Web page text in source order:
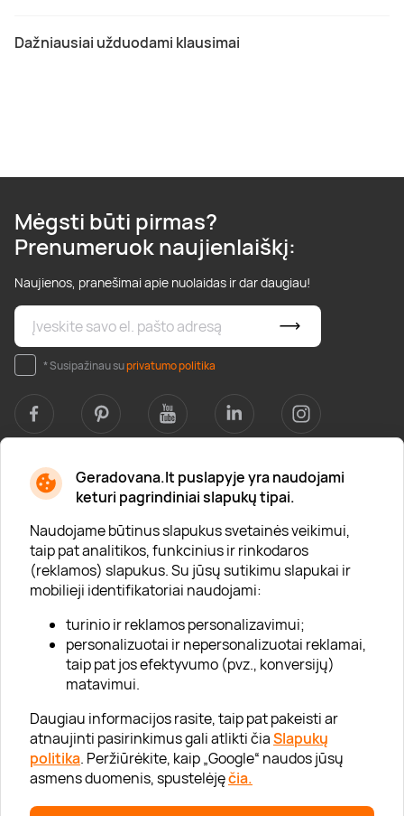
Geradovana.lt puslapyje yra naudojami
keturi pagrindiniai slapukų tipai.
Naudojame būtinus slapukus svetainės veikimui,
taip pat analitikos, funkcinius ir rinkodaros
(reklamos) slapukus. Su jūsų sutikimu slapukai ir
mobilieji identifikatoriai naudojami:
turinio ir reklamos personalizavimui;
personalizuotai ir nepersonalizuotai reklamai,
taip pat jos efektyvumo (pvz., konversijų)
matavimui.
Daugiau informacijos rasite, taip pat pakeisti ar
atnaujinti pasirinkimus gali atlikti čiaSlapukų
politika. Peržiūrėkite, kaip „Google“ naudos jūsų
asmens duomenis, spustelėjęčia.
Dažniausiai užduodami klausimai
Mėgsti būti pirmas?
Prenumeruok naujienlaiškį:
Naujienos, pranešimai apie nuolaidas ir dar daugiau!
* Susipažinau suprivatumo politika
Apie mus
Apie „Gera Dovana“
Lojalumo klubas
Karjera
Visi partneriai
Kontaktai
Tinklaraštis
Informacija